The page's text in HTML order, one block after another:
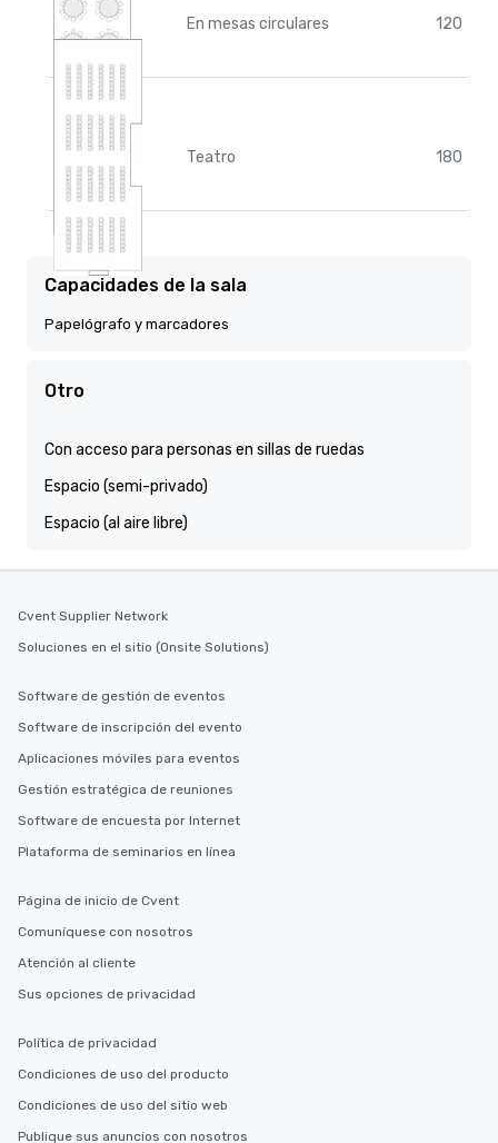
En mesas circulares 120
Teatro 180
Capacidades de la sala
Papelógrafo y marcadores
Otro
Con acceso para personas en sillas de ruedas
Espacio (semi-privado)
Espacio (al aire libre)
Cvent Supplier Network
Soluciones en el sitio (Onsite Solutions)
Software de gestión de eventos
Software de inscripción del evento
Aplicaciones móviles para eventos
Gestión estratégica de reuniones
Software de encuesta por Internet
Plataforma de seminarios en línea
Página de inicio de Cvent
Comuníquese con nosotros
Atención al cliente
Sus opciones de privacidad
Política de privacidad
Condiciones de uso del producto
Condiciones de uso del sitio web
Publique sus anuncios con nosotros